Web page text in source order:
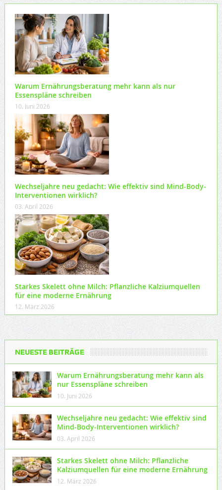
Warum Ernährungsberatung mehr kann als nur
Essenspläne schreiben
10. Juni 2026
Wechseljahre neu gedacht: Wie effektiv sind Mind-Body-
Interventionen wirklich?
03. April 2026
Starkes Skelett ohne Milch: Pflanzliche Kalziumquellen
für eine moderne Ernährung
12. März 2026
NEUESTE BEITRÄGE
Warum Ernährungsberatung mehr kann als
nur Essenspläne schreiben
10. Juni 2026
Wechseljahre neu gedacht: Wie effektiv sind
Mind-Body-Interventionen wirklich?
03. April 2026
Starkes Skelett ohne Milch: Pflanzliche
Kalziumquellen für eine moderne Ernährung
12. März 2026